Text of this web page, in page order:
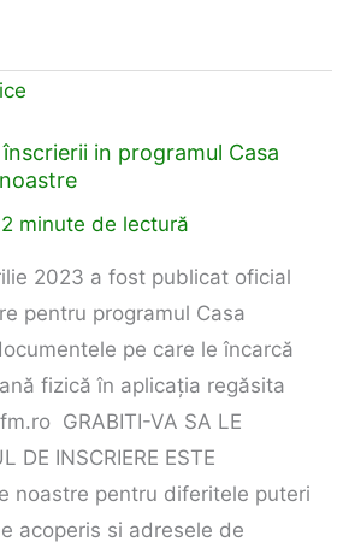
in programul Casa
2 minute de lectură
2023 a fost publicat oficial
pentru programul Casa
pe care le încarcă
fizică în aplicația regăsita
GRABITI-VA SA LE
DE INSCRIERE ESTE
noastre pentru diferitele puteri
acoperis si adresele de